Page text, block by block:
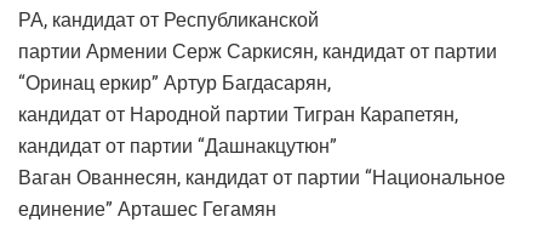
РА, кандидат от Республиканской
партии Армении Серж Саркисян, кандидат от партии
“Оринац еркир” Артур Багдасарян,
кандидат от Народной партии Тигран Карапетян,
кандидат от партии “Дашнакцутюн”
Ваган Ованнесян, кандидат от партии “Национальное
единение” Арташес Гегамян